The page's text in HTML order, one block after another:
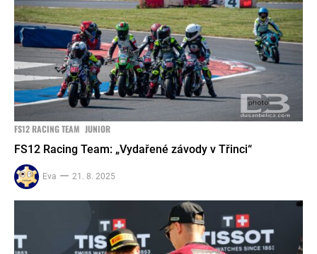
FS12 RACING TEAM JUNIOR
FS12 Racing Team: „Vydařené závody v Třinci“
Eva 21. 8. 2025